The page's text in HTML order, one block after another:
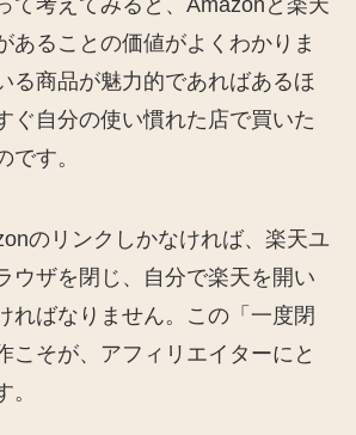
て考えてみると、Amazonと楽天
あることの価値がよくわかりま
る商品が魅力的であればあるほ
ぐ自分の使い慣れた店で買いた
です。
のリンクしかなければ、楽天ユ
ウザを閉じ、自分で楽天を開い
ればなりません。この「一度閉
こそが、アフィリエイターにと